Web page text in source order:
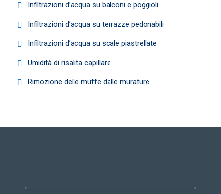
Infiltrazioni d’acqua su balconi e poggioli
Infiltrazioni d’acqua su terrazze pedonabili
Infiltrazioni d’acqua su scale piastrellate
Umidità di risalita capillare
Rimozione delle muffe dalle murature